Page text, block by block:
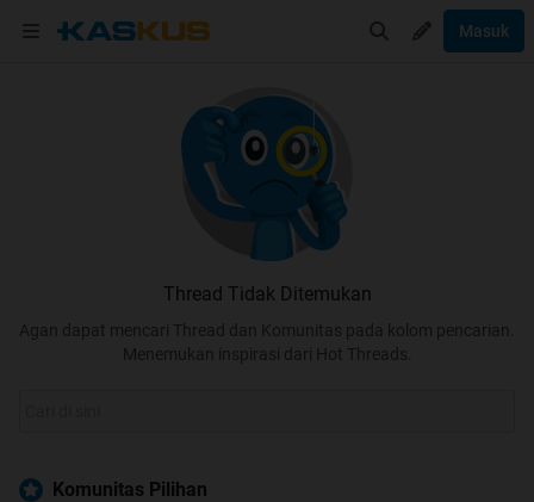
Masuk
Thread Tidak Ditemukan
Agan dapat mencari Thread dan Komunitas pada kolom pencarian.
Menemukan inspirasi dari Hot Threads.
Komunitas Pilihan